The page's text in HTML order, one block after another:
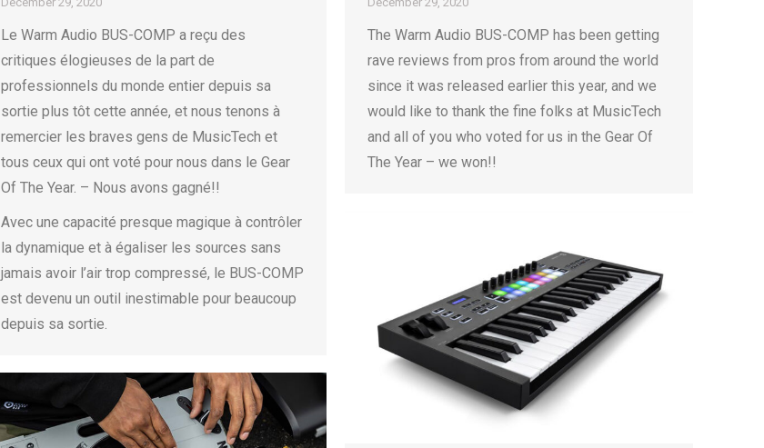
Le Warm Audio BUS-COMP a reçu des
critiques élogieuses de la part de
professionnels du monde entier depuis sa
sortie plus tôt cette année, et nous tenons à
remercier les braves gens de MusicTech et
tous ceux qui ont voté pour nous dans le Gear
Of The Year. – Nous avons gagné!!
Avec une capacité presque magique à contrôler
la dynamique et à égaliser les sources sans
jamais avoir l’air trop compressé, le BUS-COMP
est devenu un outil inestimable pour beaucoup
depuis sa sortie.
The Warm Audio BUS-COMP has been getting
rave reviews from pros from around the world
since it was released earlier this year, and we
would like to thank the fine folks at MusicTech
and all of you who voted for us in the Gear Of
The Year – we won!!